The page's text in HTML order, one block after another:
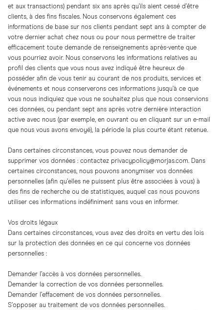
et aux transactions) pendant six ans après qu’ils aient cessé d’être
clients, à des fins fiscales. Nous conservons également ces
informations de base sur nos clients pendant sept ans à compter de
votre dernier achat chez nous ou pour nous permettre de traiter
efficacement toute demande de renseignements après-vente que
vous pourriez avoir. Nous conservons les informations relatives au
profil des clients que vous nous avez indiqué être heureux de
posséder afin de vous tenir au courant de nos produits, services et
événements et nous conserverons ces informations jusqu’à ce que
vous nous indiquiez que vous ne souhaitez plus que nous conservions
ces données, ou pendant sept ans après votre dernière interaction
active avec nous (par exemple, en ouvrant ou en cliquant sur un e-mail
que nous vous avons envoyé), la période la plus courte étant retenue.
Dans certaines circonstances, vous pouvez nous demander de
supprimer vos données : contactez privacypolicy@morjas.com. Dans
certaines circonstances, nous pouvons anonymiser vos données
personnelles (afin qu’elles ne puissent plus être associées à vous) à
des fins de recherche ou de statistiques, auquel cas nous pouvons
utiliser ces informations indéfiniment sans vous en informer.
Vos droits légaux
Dans certaines circonstances, vous avez des droits en vertu des lois
sur la protection des données en ce qui concerne vos données
personnelles :
Demander l’accès à vos données personnelles.
Demander la correction de vos données personnelles.
Demander l’effacement de vos données personnelles.
S’opposer au traitement de vos données personnelles.